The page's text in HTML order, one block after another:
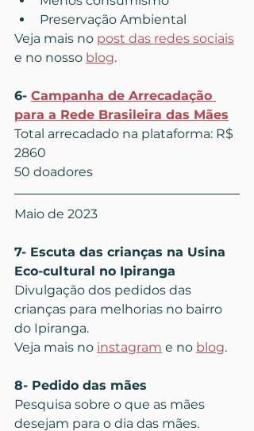
Preservação Ambiental
Veja mais no post das redes sociais
e no nosso blog.
6- Campanha de Arrecadação
para a Rede Brasileira das Mães
Total arrecadado na plataforma: R$
2860
50 doadores
Maio de 2023
7- Escuta das crianças na Usina
Eco-cultural no Ipiranga
Divulgação dos pedidos das
crianças para melhorias no bairro
do Ipiranga.
Veja mais no instagram e no blog.
8- Pedido das mães
Pesquisa sobre o que as mães
desejam para o dia das mães.